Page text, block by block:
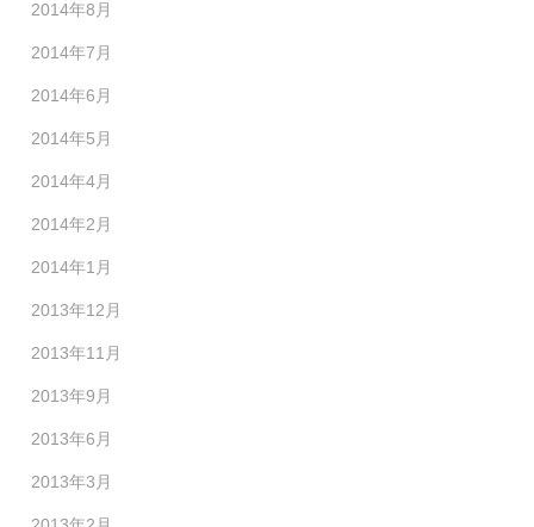
2014年8月
2014年7月
2014年6月
2014年5月
2014年4月
2014年2月
2014年1月
2013年12月
2013年11月
2013年9月
2013年6月
2013年3月